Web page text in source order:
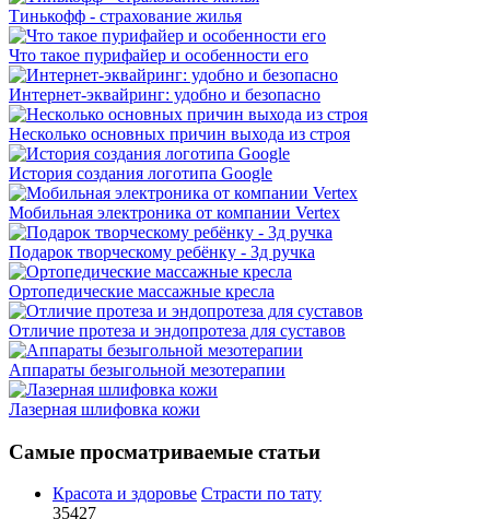
Тинькофф - страхование жилья
Что такое пурифайер и особенности его
Интернет-эквайринг: удобно и безопасно
Несколько основных причин выхода из строя
История создания логотипа Google
Мобильная электроника от компании Vertex
Подарок творческому ребёнку - 3д ручка
Ортопедические массажные кресла
Отличие протеза и эндопротеза для суставов
Аппараты безыгольной мезотерапии
Лазерная шлифовка кожи
Самые просматриваемые статьи
Красота и здоровье Страсти по тату
35427